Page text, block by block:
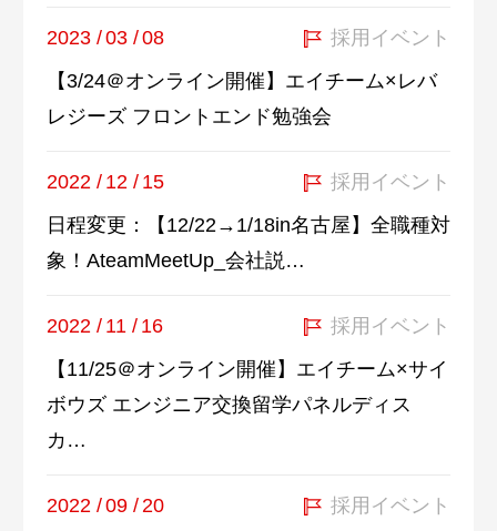
2023 /03 /08
採用イベント
【3/24＠オンライン開催】エイチーム×レバ
レジーズ フロントエンド勉強会
2022 / 12 / 15
採用イベント
日程変更：【12/22→1/18in名古屋】全職種対
象！AteamMeetUp_会社説…
2022 / 11 / 16
採用イベント
【11/25＠オンライン開催】エイチーム×サイ
ボウズ エンジニア交換留学パネルディス
カ…
2022 /09 /20
採用イベント